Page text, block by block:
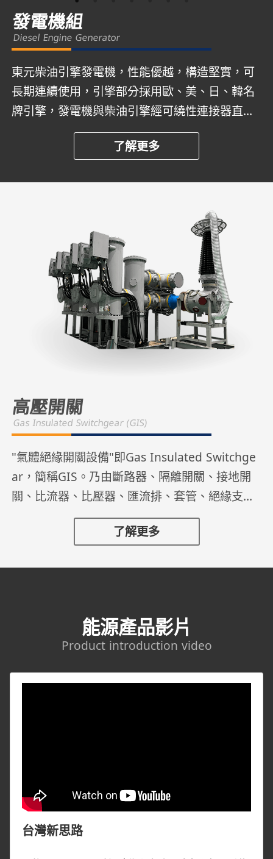
發電機組
Diesel Engine Generator
東元柴油引擎發電機，性能優越，構造堅實，可
長期連續使用，引擎部分採用歐、美、日、韓名
牌引擎，發電機與柴油引擎經可繞性連接器直接
耦合後，組合於強固的防震型槽鐵底座上，整組
設備可在溫度0℃~40℃、海拔1000公尺、相對
速度、起動超限等自動保護及警告裝置，均能自
動警報並停機，以確保人員安全。
了解更多
高壓開關
Gas Insulated Switchgear (GIS)
"氣體絕緣開關設備"即Gas Insulated Switchge
ar，簡稱GIS。乃由斷路器、隔離開關、接地開
關、比流器、比壓器、匯流排、套管、絕緣支持
器、控制機構及電纜連接裝置等所組合，並將帶
電部分封於SF6氣體充填且充分接地之包封外殼
了解更多
能源產品影片
Product introduction video
台灣新思路